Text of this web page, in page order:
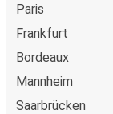
Paris
Frankfurt
Bordeaux
Mannheim
Saarbrücken